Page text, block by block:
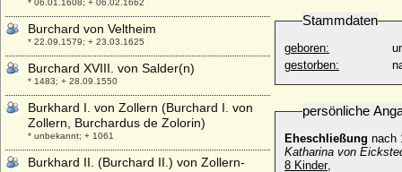
Stammdaten
geboren:
gestorben:
persönliche
Eheschließung nach
Katharina von
8 Kinder,
* 06.01.1608; + 06.02.1662
Burchard von Veltheim
* 22.09.1579; + 23.03.1625
Burchard XVIII. von Salder(n)
* 1483; + 28.09.1550
Burkhard I. von Zollern (Burchard I. von
Zollern, Burchardus de Zolorin)
* unbekannt; + 1061
Burkhard II. (Burchard II.) von Zollern-